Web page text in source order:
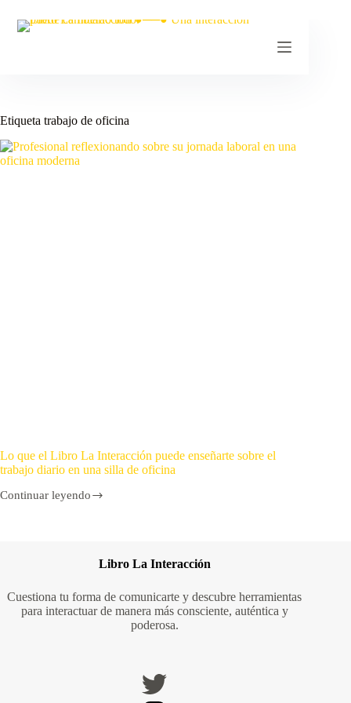
Etiqueta trabajo de oficina
Lo que el Libro La Interacción puede enseñarte sobre el
trabajo diario en una silla de oficina
Continuar leyendo
Libro La Interacción
Cuestiona tu forma de comunicarte y descubre herramientas
para interactuar de manera más consciente, auténtica y
poderosa.